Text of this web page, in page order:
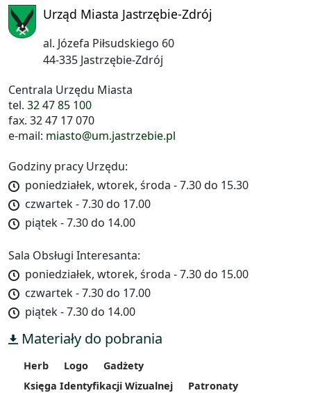
Urząd Miasta Jastrzębie-Zdrój
al. Józefa Piłsudskiego 60
44-335 Jastrzębie-Zdrój
Centrala Urzędu Miasta
tel. 32 47 85 100
fax. 32 47 17 070
e-mail: miasto@um.jastrzebie.pl
Godziny pracy Urzędu:
poniedziałek, wtorek, środa - 7.30 do 15.30
czwartek - 7.30 do 17.00
piątek - 7.30 do 14.00
Sala Obsługi Interesanta:
poniedziałek, wtorek, środa - 7.30 do 15.00
czwartek - 7.30 do 17.00
piątek - 7.30 do 14.00
Materiały do pobrania
Herb Logo
Gadżety
Księga Identyfikacji Wizualnej
Patronaty